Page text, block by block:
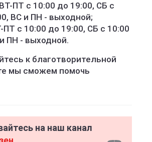
ПТ с 10:00 до 19:00, СБ с
ВС и ПН - выходной;
с 10:00 до 19:00, СБ с 10:00
ПН - выходной.
к благотворительной
мы сможем помочь
на наш канал